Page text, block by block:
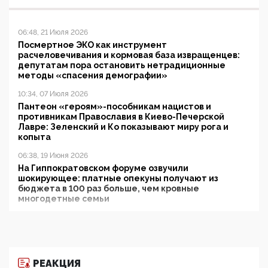
06:48, 21 Июля 2026
Посмертное ЭКО как инструмент
расчеловечивания и кормовая база извращенцев:
депутатам пора остановить нетрадиционные
методы «спасения демографии»
10:34, 07 Июля 2026
Пантеон «героям»-пособникам нацистов и
противникам Православия в Киево-Печерской
Лавре: Зеленский и Ко показывают миру рога и
копыта
06:38, 19 Июня 2026
На Гиппократовском форуме озвучили
шокирующее: платные опекуны получают из
бюджета в 100 раз больше, чем кровные
многодетные семьи
РЕАКЦИЯ